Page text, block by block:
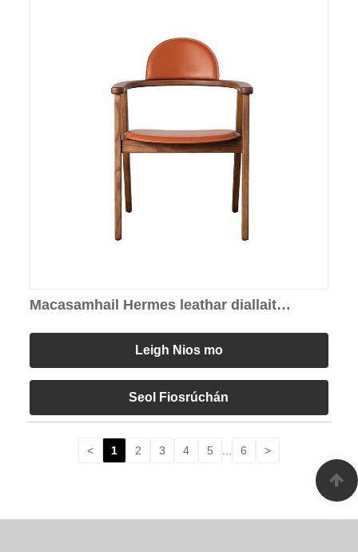
Macasamhail Hermes leathar diallait
Leigh Nios mo
Seol Fiosrúchán
< 1 2 3 4 5 ... 6 >